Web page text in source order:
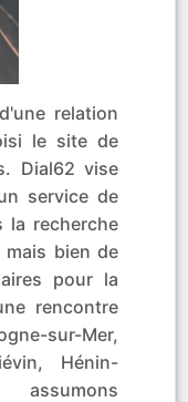
relation
le site de
Dial62 vise
service de
la recherche
bien de
pour la
rencontre
sur-Mer,
Hénin-